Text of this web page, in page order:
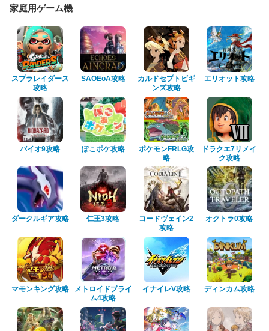
家庭用ゲーム機
スプラレイダース
攻略
SAOEoA攻略
カルドセプトビギ
ンズ攻略
エリオット攻略
バイオ9攻略 ぽこポケ攻略
ポケモンFRLG攻
略
ドラクエ7リメイ
ク攻略
ダークルギア攻略 仁王3攻略
コードヴェイン2
攻略
オクトラ0攻略
マモンキング攻略
メトロイドプライ
ム4攻略
イナイレV攻略 ディンカム攻略